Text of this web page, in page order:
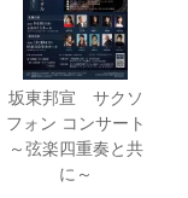
坂東邦宣 サクソ
フォン コンサート
～弦楽四重奏と共
に～